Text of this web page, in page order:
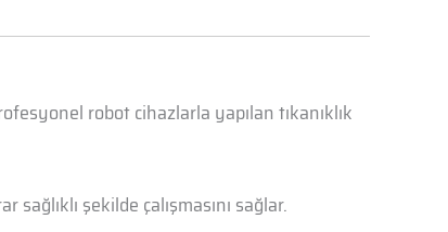
robot cihazlarla yapılan tıkanıklık
şekilde çalışmasını sağlar.